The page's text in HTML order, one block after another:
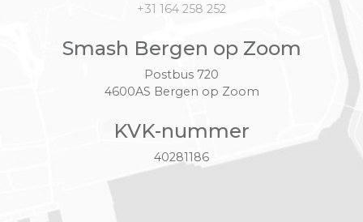
+31 164 258 252
Smash Bergen op Zoom
Postbus 720
4600AS Bergen op Zoom
KVK-nummer
40281186